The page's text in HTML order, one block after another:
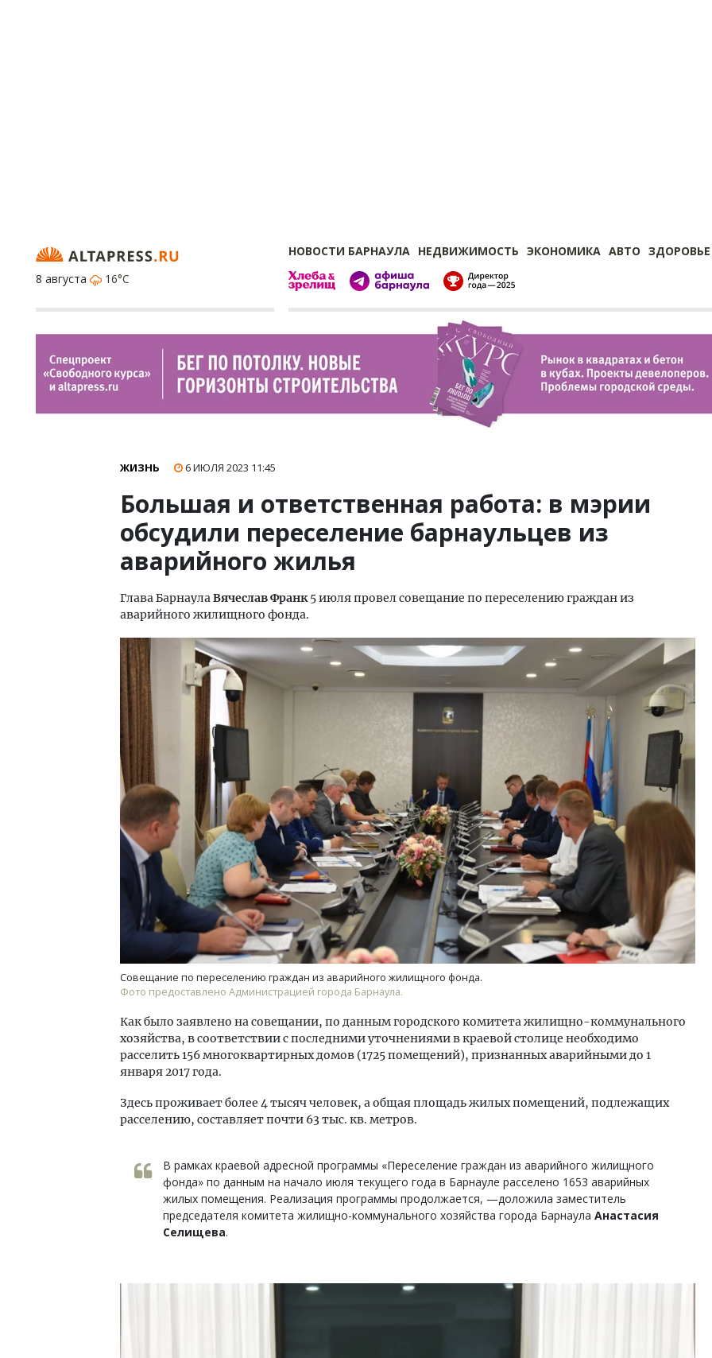
НОВОСТИ БАРНАУЛА НЕДВИЖИМОСТЬ ЭКОНОМИКА АВТО ЗДОРОВЬЕ
8 августа
16°C
ЖИЗНЬ 6 ИЮЛЯ 2023 11:45
Большая и ответственная работа: в мэрии
обсудили переселение барнаульцев из
аварийного жилья
Глава БарнаулаВячеслав Франк5 июля провел совещание по переселению граждан из
аварийного жилищного фонда.
Совещание по переселению граждан из аварийного жилищного фонда.
Фото предоставлено Администрацией города Барнаула.
Как было заявлено на совещании, по данным городского комитета жилищно-коммунального
хозяйства, в соответствии с последними уточнениями в краевой столице необходимо
расселить 156 многоквартирных домов (1725 помещений), признанных аварийными до 1
января 2017 года.
Здесь проживает более 4 тысяч человек, а общая площадь жилых помещений, подлежащих
расселению, составляет почти 63 тыс. кв. метров.
В рамках краевой адресной программы «Переселение граждан из аварийного жилищного
фонда» по данным на начало июля текущего года в Барнауле расселено 1653 аварийных
жилых помещения. Реализация программы продолжается, —доложила заместитель
председателя комитета жилищно-коммунального хозяйства города Барнаула Анастасия
Селищева.
Смелость архитектурных идей.
Генеральный директор компании
ЗИАС — об эстетике городов,
трендах в фасадах и развитии рынка
СТРОИТЕЛЬСТВО
Архитектурный код
земли. Мощение
плитами становится
стандартом
СТРОИТЕЛЬСТВО